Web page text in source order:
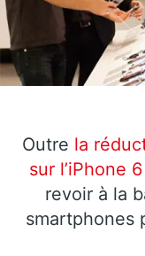
Outre la
sur l’iPhone
revoir à la
smartphones